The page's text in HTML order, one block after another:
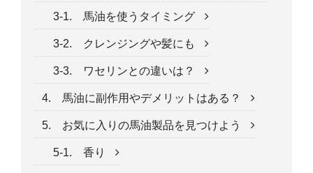
3-1. 馬油を使うタイミング
3-2. クレンジングや髪にも
3-3. ワセリンとの違いは？
4. 馬油に副作用やデメリットはある？
5. お気に入りの馬油製品を見つけよう
5-1. 香り